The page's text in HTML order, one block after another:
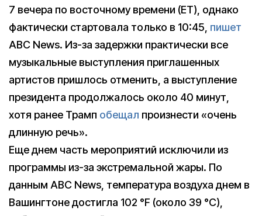
7 вечера по восточному времени (ET), однако
фактически стартовала только в 10:45, пишет
ABC News. Из-за задержки практически все
музыкальные выступления приглашенных
артистов пришлось отменить, а выступление
президента продолжалось около 40 минут,
хотя ранее Трамп обещал произнести «очень
длинную речь».
Еще днем часть мероприятий исключили из
программы из-за экстремальной жары. По
данным ABC News, температура воздуха днем в
Вашингтоне достигла 102 °F (около 39 °C),